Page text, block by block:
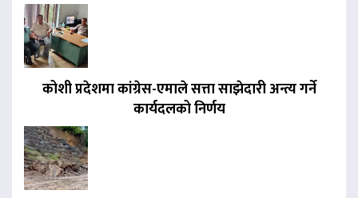
कोशी प्रदेशमा कांग्रेस-एमाले सत्ता साझेदारी अन्त्य गर्ने
कार्यदलको निर्णय